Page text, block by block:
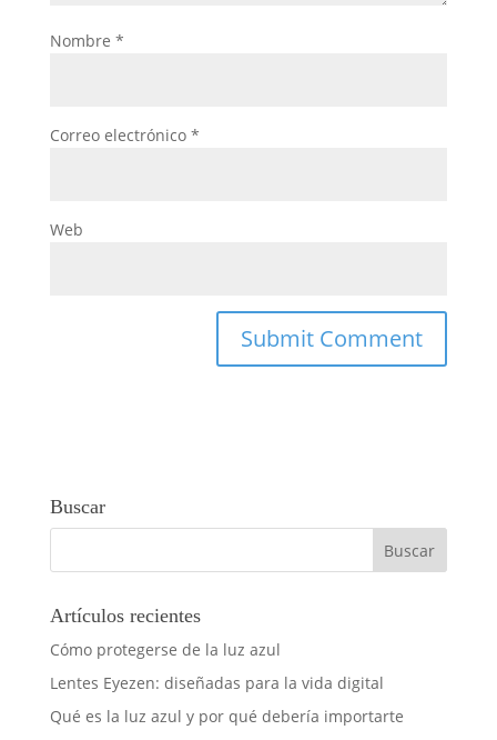
Nombre *
Correo electrónico *
Web
Buscar
Artículos recientes
Cómo protegerse de la luz azul
Lentes Eyezen: diseñadas para la vida digital
Qué es la luz azul y por qué debería importarte